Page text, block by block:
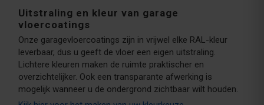
Uitstraling en kleur van garage
vloercoatings
Onze garagevloercoatings zijn in vrijwel elke RAL-kleur
leverbaar, dus u geeft de vloer een eigen uitstraling.
Lichtere kleuren maken de ruimte praktischer en
overzichtelijker. Ook een transparante afwerking is
mogelijk wanneer u de ondergrond zichtbaar wilt houden.